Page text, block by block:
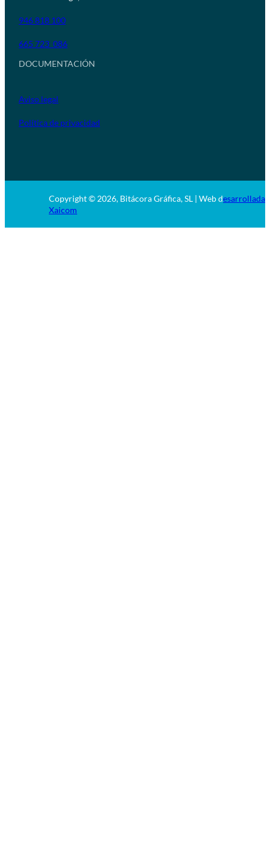
946 818 100
665 723 086
DOCUMENTACIÓN
Aviso legal
Política de privacidad
Copyright © 2026, Bitácora Gráfica, SL | Web desarrollada
Xaicom